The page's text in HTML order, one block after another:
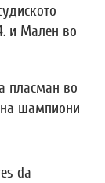
и Мален во
пласман во
на шампиони
da